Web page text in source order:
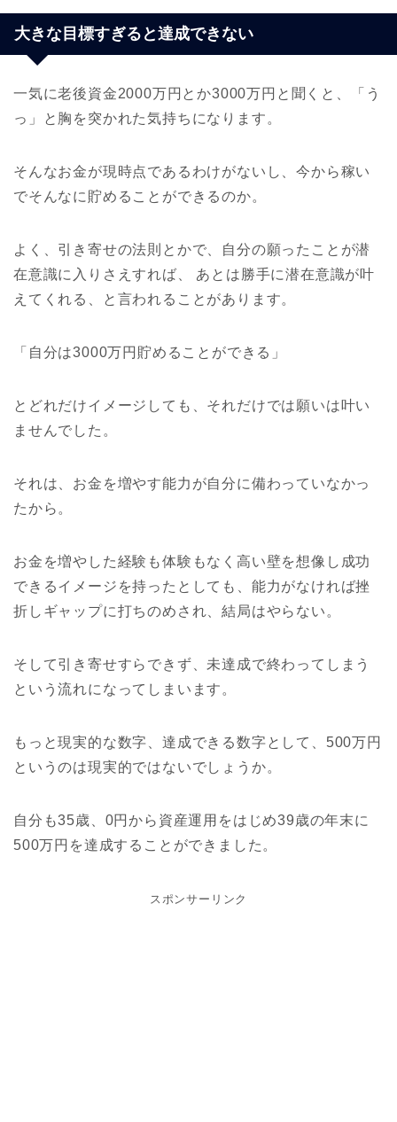
大きな目標すぎると達成できない
一気に老後資金2000万円とか3000万円と聞くと、「う
っ」と胸を突かれた気持ちになります。
そんなお金が現時点であるわけがないし、今から稼い
でそんなに貯めることができるのか。
よく、引き寄せの法則とかで、自分の願ったことが潜
在意識に入りさえすれば、 あとは勝手に潜在意識が叶
えてくれる、と言われることがあります。
「自分は3000万円貯めることができる」
とどれだけイメージしても、それだけでは願いは叶い
ませんでした。
それは、お金を増やす能力が自分に備わっていなかっ
たから。
お金を増やした経験も体験もなく高い壁を想像し成功
できるイメージを持ったとしても、能力がなければ挫
折しギャップに打ちのめされ、結局はやらない。
そして引き寄せすらできず、未達成で終わってしまう
という流れになってしまいます。
もっと現実的な数字、達成できる数字として、500万円
というのは現実的ではないでしょうか。
自分も35歳、0円から資産運用をはじめ39歳の年末に
500万円を達成することができました。
スポンサーリンク